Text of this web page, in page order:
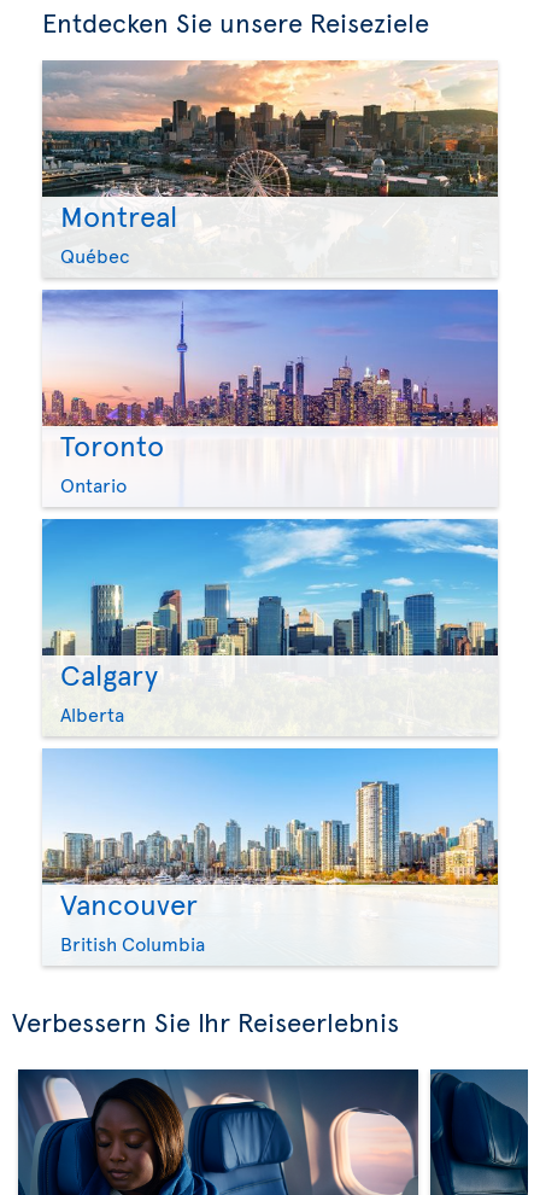
Entdecken Sie unsere Reiseziele
Montreal
Québec
Toronto
Ontario
Calgary
Alberta
Vancouver
British Columbia
Verbessern Sie Ihr Reiseerlebnis